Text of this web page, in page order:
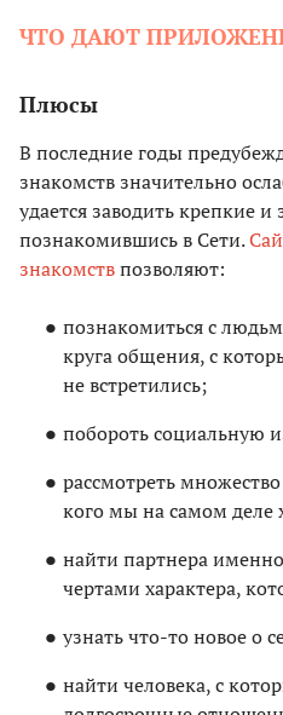
ЧТО ДАЮТ
Плюсы
В последние годы
знакомств значительно
удается заводить крепкие
познакомившись в Сети.
знакомствпозволяют:
познакомиться с
круга общения, с
не встретились;
побороть социальную
рассмотреть
кого мы на самом деле
найти партнера
чертами характера,
узнать что-то новое о
найти человека, с